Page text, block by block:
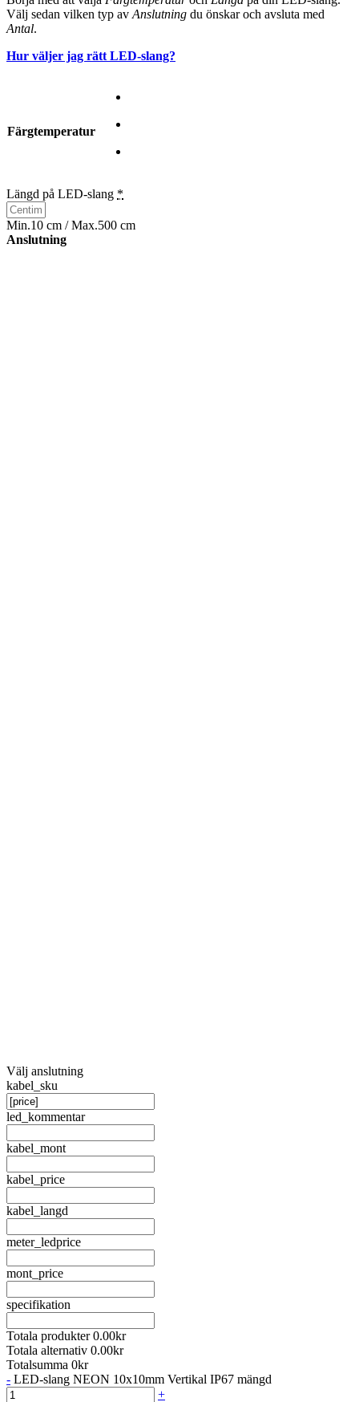
Välj sedan vilken typ av Anslutning du önskar och avsluta med
Antal.
Hur väljer jag rätt LED-slang?
Färgtemperatur
Längd på LED-slang *
Min.10 cm / Max.500 cm
Anslutning
Välj anslutning
kabel_sku
led_kommentar
kabel_mont
kabel_price
kabel_langd
meter_ledprice
mont_price
specifikation
Totala produkter 0.00kr
Totala alternativ 0.00kr
Totalsumma 0kr
- LED-slang NEON 10x10mm Vertikal IP67 mängd
+